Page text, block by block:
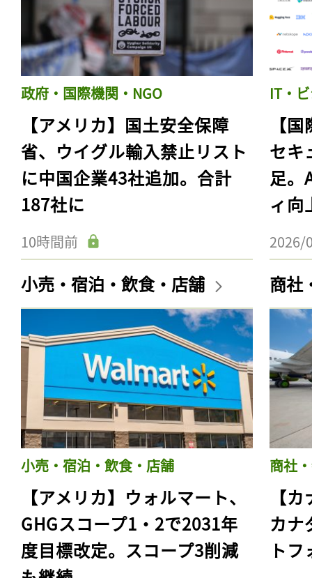
政府・国際機関・NGO
【アメリカ】国土安全保障
省、ウイグル輸入禁止リスト
に中国企業43社追加。合計
187社に
10時間前
IT・
【
セキ
足。
ィ向
2026/
小売・宿泊・飲食・店舗
小売・宿泊・飲食・店舗
【アメリカ】ウォルマート、
GHGスコープ1・2で2031年
度目標改定。スコープ3削減
商社
商社
【
カナ
ト